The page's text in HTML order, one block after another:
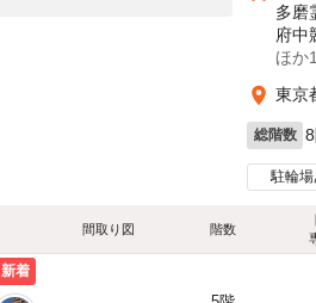
多磨
府中
ほか
東京
総階数
駐輪場
間取り図 階数
新着